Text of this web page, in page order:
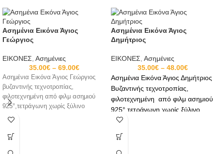
Ασημένια Εικόνα Άγιος
Γεώργιος
ΕΙΚΟΝΕΣ, Ασημένιες
35.00€ – 69.00€
Ασημένια Εικόνα Άγιος Γεώργιος
βυζαντινής τεχνοτροπίας,
φιλοτεχνημένη από φιλμ ασημιού
925°,τετράγωνη χωρίς ξύλινο
πλαίσιο με ασήμι, επίχρυσο και
υποστεί ειδική επεξεργασία
Ασημένια Εικόνα Άγιος
Δημήτριος
ΕΙΚΟΝΕΣ, Ασημένιες
35.00€ – 48.00€
Ασημένια Εικόνα Άγιος Δημήτριος
Βυζαντινής τεχνοτροπίας,
φιλοτεχνημένη από φιλμ ασημιού
925°,τετράγωνη χωρίς ξύλινο
πλαίσιο με ασήμι, επίχρυσο και